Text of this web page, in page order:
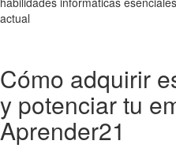
actual
Cómo adquirir
y potenciar tu
Aprender21